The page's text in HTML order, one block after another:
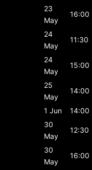
23
May
16:00
24
May
11:30
24
May
15:00
25
May
14:00
1 Jun 14:00
30
May
12:30
30
May
16:00